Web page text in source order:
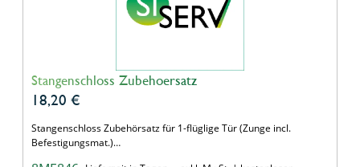
Stangenschloss Zubehoersatz
18,20 €
Stangenschloss Zubehörsatz für 1-flüglige Tür (Zunge incl.
Befestigungsmat.)…